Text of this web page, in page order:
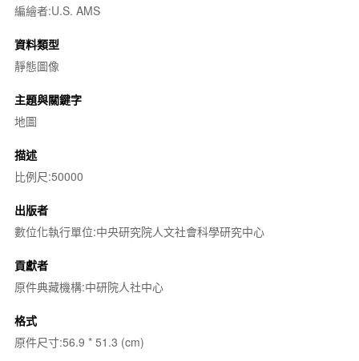
編繪者:U.S. AMS
資料類型
靜態圖像
主題與關鍵字
地圖
描述
比例尺:50000
出版者
數位化執行單位:中央研究院人文社會科學研究中心
貢獻者
原件典藏機構:中研院人社中心
格式
原件尺寸:56.9 * 51.3 (cm)